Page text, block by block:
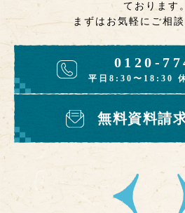
ております。
まずはお気軽にご相談
0120-
平日8:30〜18:30
無料資料請